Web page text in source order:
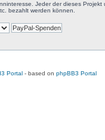
Jeder der dieses
bezahlt werden können.
Portal- based on phpBB3 Portal